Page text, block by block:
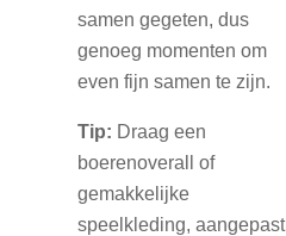
samen gegeten, dus
genoeg momenten om
even fijn samen te zijn.
Tip: Draag een
boerenoverall of
gemakkelijke
speelkleding, aangepast